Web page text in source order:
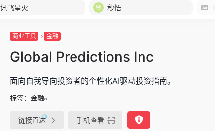
讯飞星火 秒悟
商业工具 金融
Global Predictions Inc
面向自我导向投资者的个性化AI驱动投资指南。
标签： 金融
链接直达 手机查看